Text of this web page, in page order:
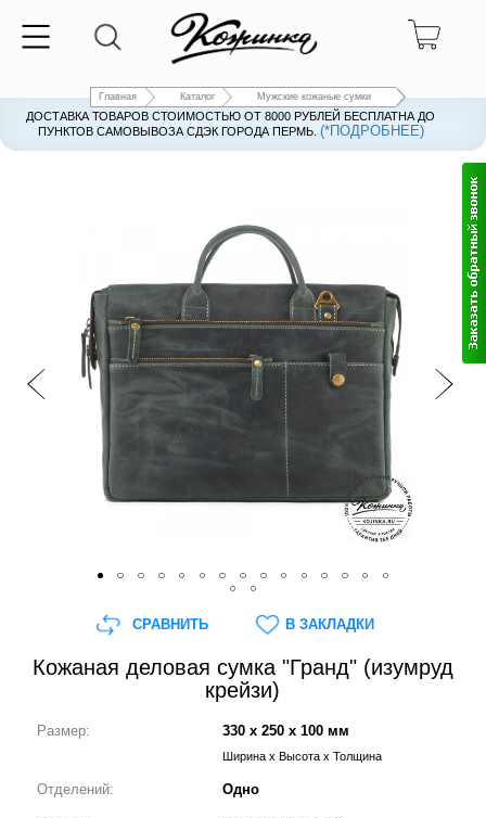
Главная Каталог Мужские кожаные сумки
ДОСТАВКА ТОВАРОВ СТОИМОСТЬЮ ОТ 8000 РУБЛЕЙ БЕСПЛАТНА ДО
ПУНКТОВ САМОВЫВОЗА СДЭК ГОРОДА ПЕРМЬ. (*ПОДРОБНЕЕ)
Кожаная деловая сумка "Гранд" (изумруд
крейзи)
Размер: 330 x 250 x 100 мм
Ширина x Высота x Толщина
Отделений: Одно
СРАВНИТЬ В ЗАКЛАДКИ